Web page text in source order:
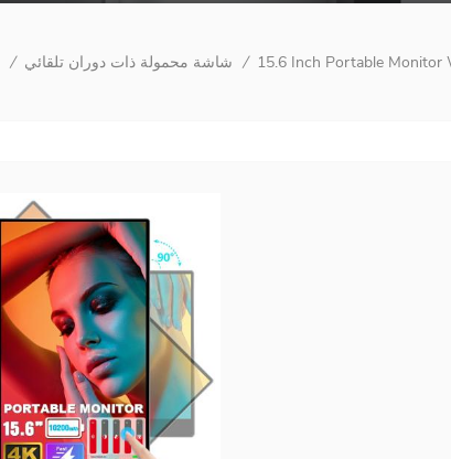
/ شاشة محمولة ذات دوران تلقائي / 15.6 Inch Portable Monitor